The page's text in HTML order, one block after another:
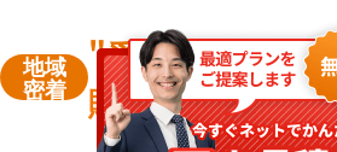
地域
密着
"愛知県"ハウジ
販売・工事を承